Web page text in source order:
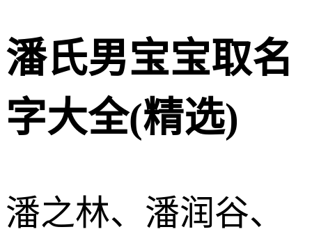
潘氏男宝宝取名
字大全(精选)
潘之林、潘润谷、